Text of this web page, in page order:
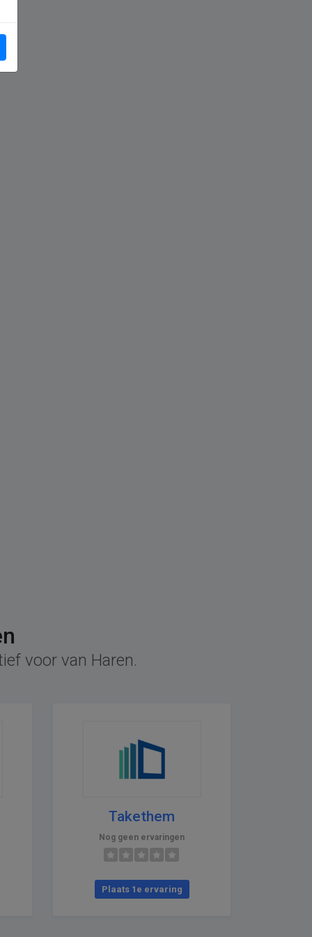
voor van Haren.
Takethem
Nog geen ervaringen
Plaats 1e ervaring